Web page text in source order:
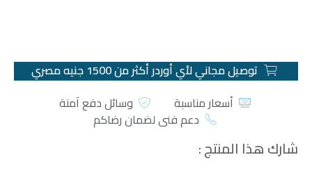
توصيل مجاني لأي أوردر أكثر من 1500 جنيه مصري
أسعار مناسبة
وسائل دفع آمنة
دعم فني لضمان رضاكم
شارك هذا المنتج :